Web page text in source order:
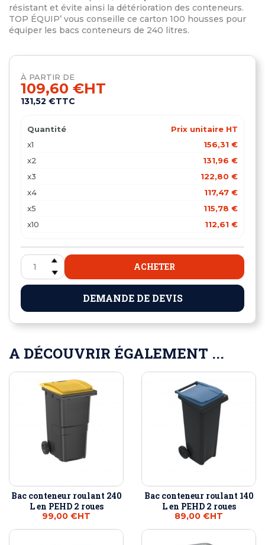
résistant et évite ainsi la détérioration des conteneurs.
TOP ÉQUIP’ vous conseille ce carton 100 housses pour
équiper les bacs conteneurs de 240 litres.
À PARTIR DE
109,60 €HT
131,52 €TTC
Quantité
Prix unitaire HT
x1
156,31 €
x2
131,96 €
x3
122,80 €
x4
117,47 €
x5
115,78 €
x10
112,61 €
ACHETER
DEMANDE DE DEVIS
A DÉCOUVRIR ÉGALEMENT ...
Bac conteneur roulant 240
L en PEHD 2 roues
99,00 €HT
Bac conteneur roulant 140
L en PEHD 2 roues
89,00 €HT